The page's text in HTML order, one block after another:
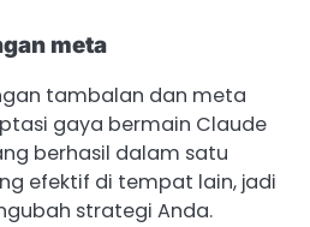
meta
tambalan dan meta
gaya bermain Claude
berhasil dalam satu
efektif di tempat lain, jadi
strategi Anda.